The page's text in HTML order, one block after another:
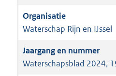
Waterschap Rijn en IJssel
Waterschapsblad 2024,